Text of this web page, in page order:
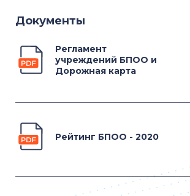
Документы
Регламент
учреждений БПОО и
Дорожная карта
Рейтинг БПОО - 2020